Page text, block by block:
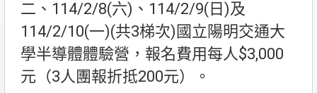
二、114/2/8(六)、114/2/9(日)及
114/2/10(一)(共3梯次)國立陽明交通大
學半導體體驗營，報名費用每人$3,000
元（3人團報折抵200元）。